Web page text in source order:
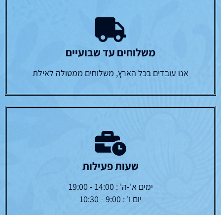
משלוחים עד שבועיים
אנו עובדים בכל הארץ, משלוחים ממטולה לאילת
שעות פעילות
ימים א'-ה' : 14:00 - 19:00
יום ו' : 9:00 - 10:30